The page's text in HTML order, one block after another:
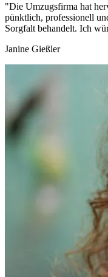
"Die Umzugsfirma hat
pünktlich, professionell
Sorgfalt behandelt. Ich
Janine Gießler